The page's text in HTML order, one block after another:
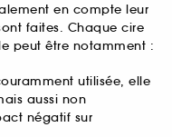
en compte leur
faites. Chaque cire
peut être notamment :
utilisée, elle
aussi non
négatif sur